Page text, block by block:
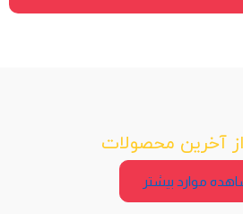
آخرین محصولات
موارد بیشتر